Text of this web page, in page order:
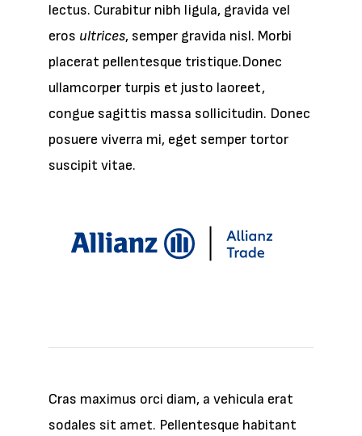
lectus. Curabitur nibh ligula, gravida vel
eros ultrices, semper gravida nisl. Morbi
placerat pellentesque tristique.Donec
ullamcorper turpis et justo laoreet,
congue sagittis massa sollicitudin. Donec
posuere viverra mi, eget semper tortor
suscipit vitae.
Cras maximus orci diam, a vehicula erat
sodales sit amet. Pellentesque habitant